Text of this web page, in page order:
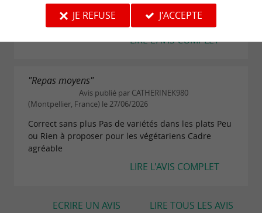
hommage! Carte renouvelée très régulièrement
avec inventivité, produits frais traités...
LIRE L'AVIS COMPLET
"Repas moyens"
Avis publié par CATHERINEK980
(Montpellier, France) le 27/06/2026
Correct sans plus Pas de variétés dans les plats Peu
ou Rien à proposer pour les végétariens Cadre
agréable
LIRE L'AVIS COMPLET
LIRE TOUS LES AVIS
ECRIRE UN AVIS
JE REFUSE
J'ACCEPTE